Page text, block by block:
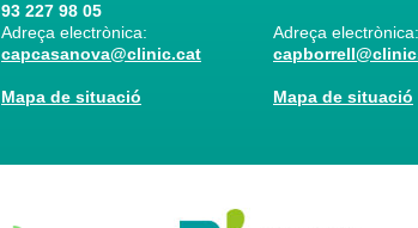
93 227 98 05
Adreça electrònica:
capcasanova@clinic.cat
Mapa de situació
Adreça electrònica:
Mapa de situació